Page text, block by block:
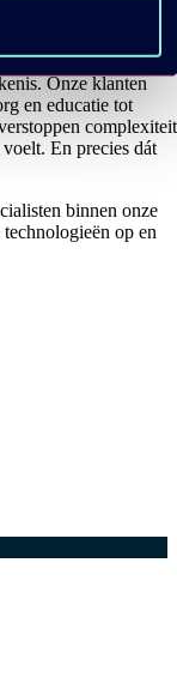
Onze klanten
en educatie tot
complexiteit
En precies dát
binnen onze
op en